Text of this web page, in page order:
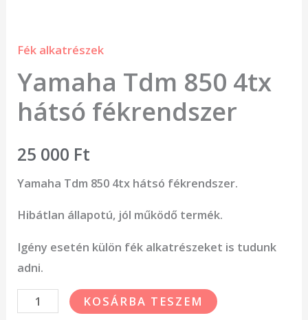
Fék alkatrészek
Yamaha Tdm 850 4tx
hátsó fékrendszer
25 000 Ft
Yamaha Tdm 850 4tx hátsó fékrendszer.
Hibátlan állapotú, jól működő termék.
Igény esetén külön fék alkatrészeket is tudunk
adni.
KOSÁRBA TESZEM